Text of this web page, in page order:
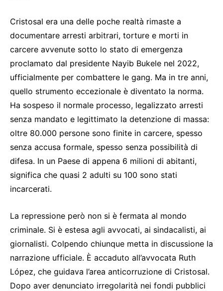
Cristosal era una delle poche realtà rimaste a
documentare arresti arbitrari, torture e morti in
carcere avvenute sotto lo stato di emergenza
proclamato dal presidente Nayib Bukele nel 2022,
ufficialmente per combattere le gang. Ma in tre anni,
quello strumento eccezionale è diventato la norma.
Ha sospeso il normale processo, legalizzato arresti
senza mandato e legittimato la detenzione di massa:
oltre 80.000 persone sono finite in carcere, spesso
senza accusa formale, spesso senza possibilità di
difesa. In un Paese di appena 6 milioni di abitanti,
significa che quasi 2 adulti su 100 sono stati
incarcerati.
La repressione però non si è fermata al mondo
criminale. Si è estesa agli avvocati, ai sindacalisti, ai
giornalisti. Colpendo chiunque metta in discussione la
narrazione ufficiale. È accaduto all’avvocata Ruth
López, che guidava l’area anticorruzione di Cristosal.
Dopo aver denunciato irregolarità nei fondi pubblici